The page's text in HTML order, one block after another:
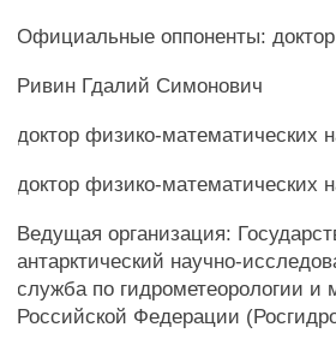
Официальные оппоненты:
Ривин Гдалий Симонович
доктор физико-математических
доктор физико-математических
Ведущая организация:
антарктический научно-
служба по гидрометеорологии
Российской Федерации